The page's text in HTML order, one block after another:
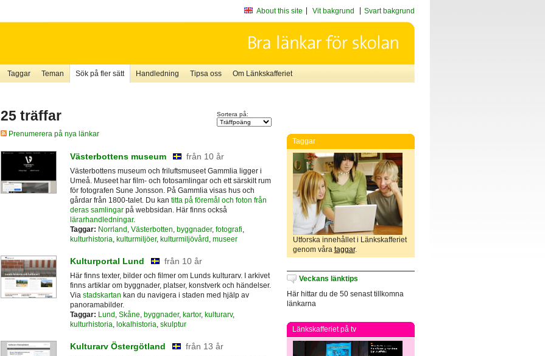
About this site Vit bakgrund Svart bakgrund
Taggar Teman Sök på fler sätt Handledning Tipsa oss Om Länkskafferiet
25 träffar Sortera på:
Prenumerera på nya länkar
Västerbottens museum från 10 år
Västerbottens museum och friluftsmuseet Gammlia ligger i
Umeå. Museet har film- och fotosamlingar och ett särskilt rum
för fotografen Sune Jonsson. På Gammlia visas hus och
gårdar från 1800-talet. Du kan titta på föremål och foton från
deras samlingarpå webbsidan. Här finns också
lärarhandledningar.
Taggar: Norrland Västerbotten byggnader, fotografi
kulturhistoria kulturmiljöer, kulturmiljövård museer
Kulturportal Lund från 10 år
Här finns texter, bilder och filmer om Lunds kulturarv. I arkivet
finns artiklar om byggnader, platser, konstverk och händelser.
Via stadskartan kan du navigera i staden med hjälp av
panoramabilder.
Taggar: Lund , Skåne, byggnader, kartor, kulturarv,
kulturhistoria, lokalhistoria, skulptur
Kulturarv Östergötland från 13 år
Taggar
Utforska innehållet i Länkskafferiet
genom våra taggar.
Veckans länktips
Här hittar du de 50 senast tillkomna
länkarna
Länkskafferiet på tv